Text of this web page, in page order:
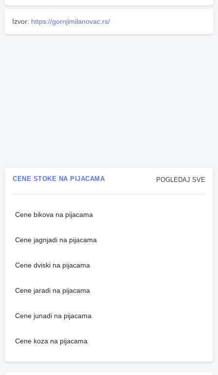
Izvor: https://gornjimilanovac.rs/
POGLEDAJ SVE
CENE STOKE NA PIJACAMA
Cene bikova na pijacama
Cene jagnjadi na pijacama
Cene dviski na pijacama
Cene jaradi na pijacama
Cene junadi na pijacama
Cene koza na pijacama